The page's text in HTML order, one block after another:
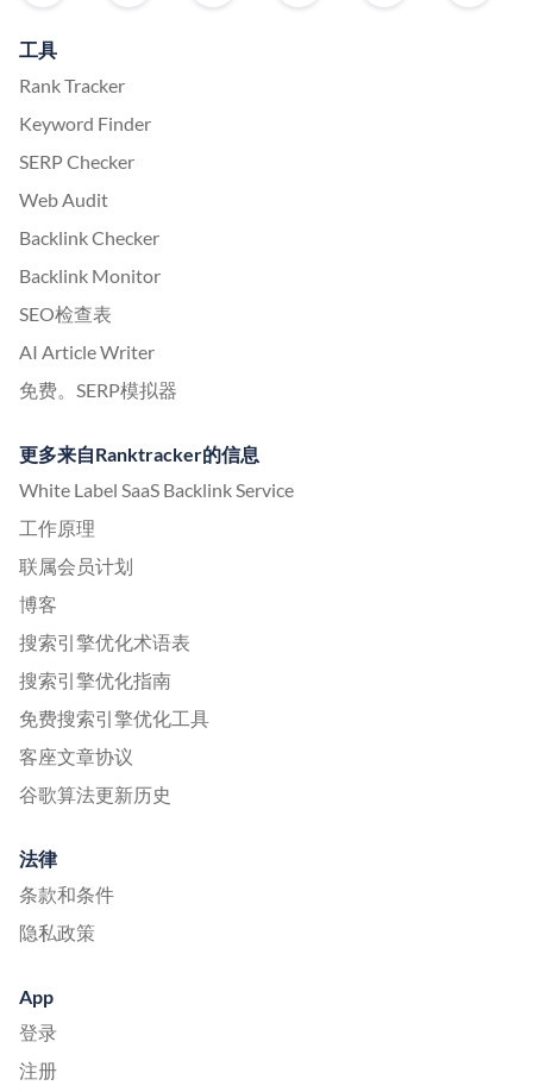
工具
Rank Tracker
Keyword Finder
SERP Checker
Web Audit
Backlink Checker
Backlink Monitor
SEO检查表
AI Article Writer
免费。SERP模拟器
更多来自Ranktracker的信息
White Label SaaS Backlink Service
工作原理
联属会员计划
博客
搜索引擎优化术语表
搜索引擎优化指南
免费搜索引擎优化工具
客座文章协议
谷歌算法更新历史
法律
条款和条件
隐私政策
App
登录
注册